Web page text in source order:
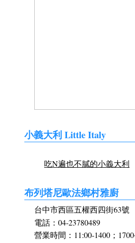
小義大利 Little Italy
吃N遍也不膩的小義大利
布列塔尼歐法鄉村雅廚
台中市西區五權西四街63號
電話：04-23780489
營業時間：11:00-1400；